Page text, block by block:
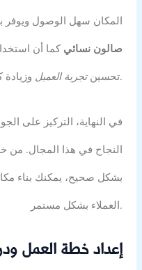
المكان سهل الوصول ويوفر
صالون نسائي كما أن
تحسينتجربة العميل وزيادة كفاءة العمل.
في النهاية، التركيز على
النجاح في هذا المجال. من
بشكل صحيح، يمكنك بناء
العملاء بشكل مستمر.
إعداد خطة العمل